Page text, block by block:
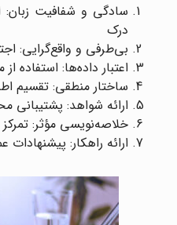
سادگی و شفافیت زبان:
درک
بی‌طرفی و واقع‌گرایی:
اعتبار داده‌ها: استفاده
ساختار منطقی: تقسیم
ارائه شواهد: پشتیبانی
خلاصه‌نویسی مؤثر:
ارائه راهکار: پیشنهادات